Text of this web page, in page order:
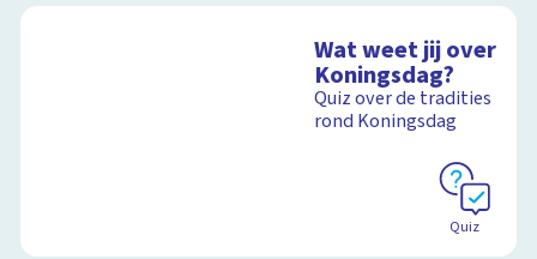
Wat weet jij over
Koningsdag?
Quiz over de tradities
rond Koningsdag
Quiz